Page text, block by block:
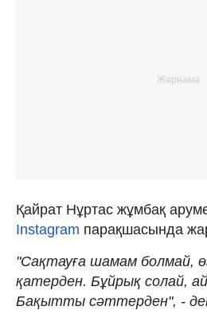
Қайрат Нұртас жұмбақ
Instagram парақшасында
"Сақтауға шамам болмай,
қатерден. Бұйрық солай,
Бақытты сәттерден", -